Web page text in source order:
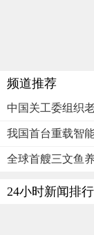
频道推荐
中国关工委组织
我国首台重载智
全球首艘三文鱼
24小时新闻排行